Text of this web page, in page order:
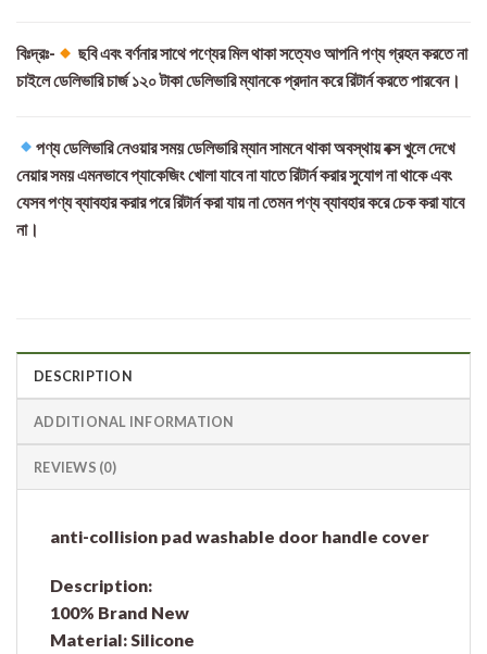
বিঃদ্রঃ-
ছবি এবং বর্ণনার সাথে পণ্যের মিল থাকা সত্যেও আপনি পণ্য গ্রহন করতে না
চাইলে ডেলিভারি চার্জ ১২০ টাকা ডেলিভারি ম্যানকে প্রদান করে রিটার্ন করতে পারবেন।
পণ্য ডেলিভারি নেওয়ার সময় ডেলিভারি ম্যান সামনে থাকা অবস্থায় বক্স খুলে দেখে
নেয়ার সময় এমনভাবে প্যাকেজিং খোলা যাবে না যাতে রিটার্ন করার সুযোগ না থাকে এবং
যেসব পণ্য ব্যাবহার করার পরে রিটার্ন করা যায় না তেমন পণ্য ব্যাবহার করে চেক করা যাবে
না।
DESCRIPTION
ADDITIONAL INFORMATION
REVIEWS (0)
anti-collision pad washable door handle cover
Description:
100% Brand New
Material: Silicone